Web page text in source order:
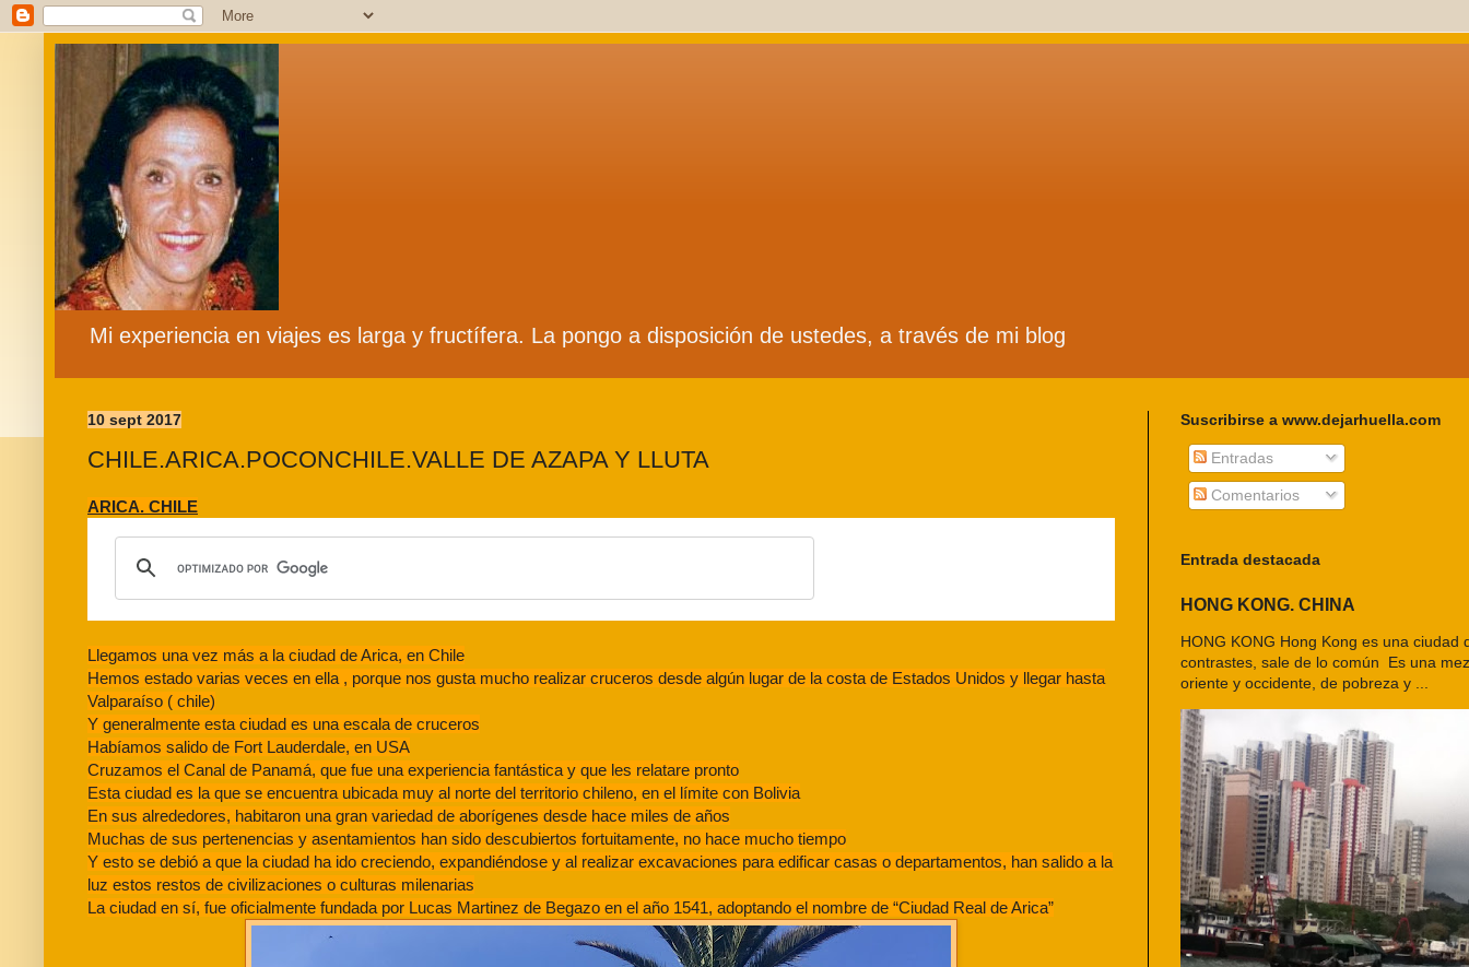
Mi experiencia en viajes es larga y fructífera. La pongo a disposición de ustedes, a través de mi blog
10 sept 2017
CHILE.ARICA.POCONCHILE.VALLE DE AZAPA Y LLUTA
ARICA. CHILE
Llegamos una vez más a la ciudad de Arica, en Chile
Hemos estado varias veces en ella , porque nos gusta mucho realizar cruceros desde algún lugar de la costa de Estados Unidos y llegar hasta
Valparaíso ( chile)
Y generalmente esta ciudad es una escala de cruceros
Habíamos salido de Fort Lauderdale, en USA
Cruzamos el Canal de Panamá, que fue una experiencia fantástica y que les relatare pronto
Esta ciudad es la que se encuentra ubicada muy al norte del territorio chileno, en el límite con Bolivia
En sus alrededores, habitaron una gran variedad de aborígenes desde hace miles de años
Muchas de sus pertenencias y asentamientos han sido descubiertos fortuitamente, no hace mucho tiempo
Y esto se debió a que la ciudad ha ido creciendo, expandiéndose y al realizar excavaciones para edificar casas o departamentos, han salido a la
luz estos restos de civilizaciones o culturas milenarias
La ciudad en sí, fue oficialmente fundada por Lucas Martinez de Begazo en el año 1541, adoptando el nombre de “Ciudad Real de Arica”
Suscribirse a www.dejarhuella.com
Entradas
Comentarios
Entrada destacada
HONG KONG. CHINA
HONG KONG Hong Kong es una ciudad
contrastes, sale de lo común Es una
oriente y occidente, de pobreza y ...